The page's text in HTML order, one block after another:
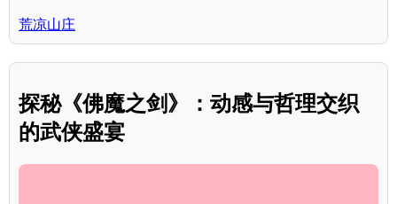
荒凉山庄
探秘《佛魔之剑》：动感与哲理交织
的武侠盛宴